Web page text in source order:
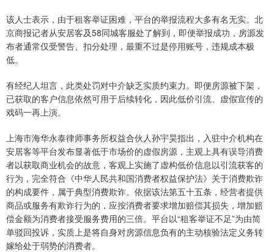
该人士表示，由于租客举证困难，平台的举报流程大多有名无实。北
京商报记者从安居客及58同城客服处了解到，即便举报成功，房源发
布者通常仅受警告、扣分处理，最重不过是停用账号，违规成本极
低。
有经纪人坦言，此类处罚对中介缺乏实质约束力。即便房源被下架，
已获取的客户信息依然可用于后续转化，因此低价引流、虚假宣传的
戏码一再上演。
上海市海华永泰律师事务所权益合伙人孙宇昊指出，入驻中介机构在
安居客等平台发布显著低于市场价的虚假房源，主观上具有误导消费
者以获取商业机会的故意，客观上实施了虚构低价信息以引流获客的
行为，完全符合《中华人民共和国消费者权益保护法》关于消费欺诈
的构成要件，属于典型消费欺诈。依据该法第五十五条，经营者提供
商品或服务有欺诈行为的，应按消费者要求增加赔偿其损失，增加赔
偿金额为消费者接受服务费用的三倍。平台以“租客举证不足”为由简
单驳回投诉，实质上是将自身对房源信息负有的主动核验法定义务转
嫁给处于弱势的消费者。